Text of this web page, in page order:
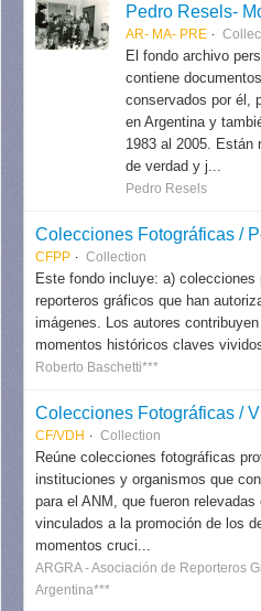
AR- MA- PRE
El fondo archivo
contiene
conservados por él,
en Argentina y
1983 al 2005. Están
de verdad y j...
Pedro Resels
Colecciones Fotográficas /
CFPP Collection
Este fondo incluye: a)
reporteros gráficos que han
imágenes. Los autores
momentos históricos claves
Roberto Baschetti***
CF/VDH Collection
Reúne colecciones fotográficas
instituciones y organismos que
para el ANM, que fueron
vinculados a la promoción de los
momentos cruci...
ARGRA - Asociación de Reporteros
Argentina***